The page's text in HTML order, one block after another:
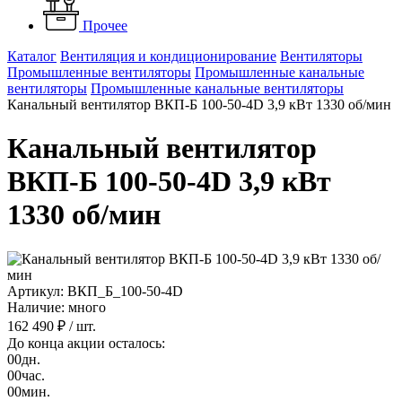
Прочее
Каталог Вентиляция и кондиционирование Вентиляторы
Промышленные вентиляторы Промышленные канальные
вентиляторы Промышленные канальные вентиляторы
Канальный вентилятор ВКП-Б 100-50-4D 3,9 кВт 1330 об/мин
Канальный вентилятор
ВКП-Б 100-50-4D 3,9 кВт
1330 об/мин
Артикул: ВКП_Б_100-50-4D
Наличие: много
162 490 ₽ / шт.
До конца акции осталось:
00дн.
00час.
00мин.